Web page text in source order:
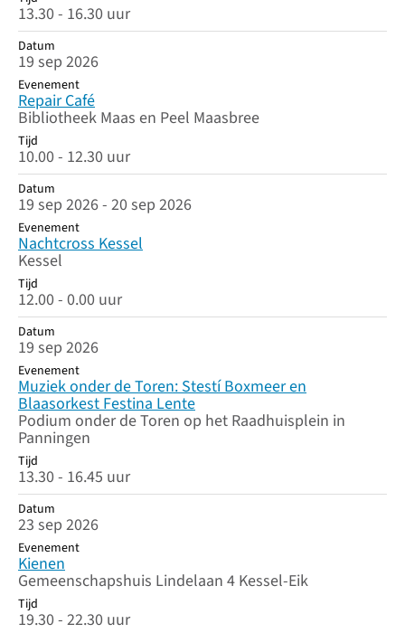
13.30 - 16.30 uur
Datum
19 sep 2026
Evenement
Repair Café
Bibliotheek Maas en Peel Maasbree
Tijd
10.00 - 12.30 uur
Datum
19 sep 2026 - 20 sep 2026
Evenement
Nachtcross Kessel
Kessel
Tijd
12.00 - 0.00 uur
Datum
19 sep 2026
Evenement
Muziek onder de Toren: Stestí Boxmeer en
Blaasorkest Festina Lente
Podium onder de Toren op het Raadhuisplein in
Panningen
Tijd
13.30 - 16.45 uur
Datum
23 sep 2026
Evenement
Kienen
Gemeenschapshuis Lindelaan 4 Kessel-Eik
Tijd
19.30 - 22.30 uur